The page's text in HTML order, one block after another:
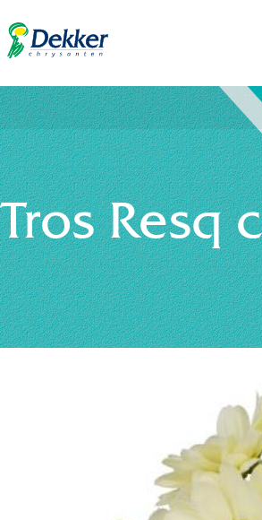
Tros Resq